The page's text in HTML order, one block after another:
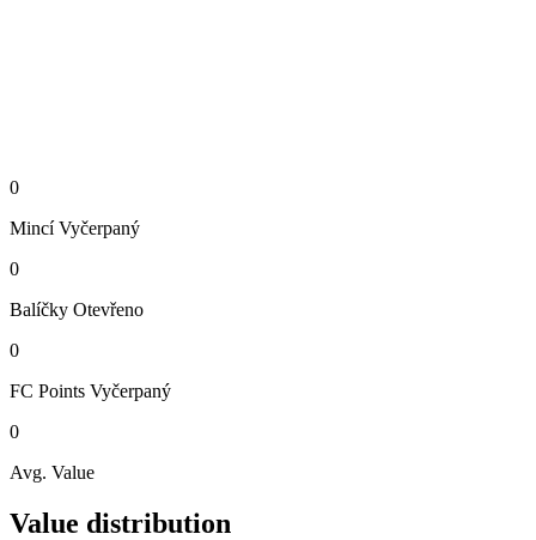
0
Mincí Vyčerpaný
0
Balíčky Otevřeno
0
FC Points Vyčerpaný
0
Avg. Value
Value distribution